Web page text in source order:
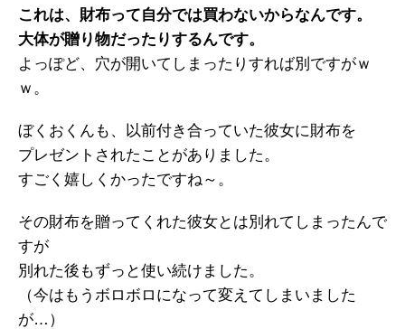
これは、財布って自分では買わないからなんです。
大体が贈り物だったりするんです。
よっぽど、穴が開いてしまったりすれば別ですがｗ
ｗ。
ぼくおくんも、以前付き合っていた彼女に財布を
プレゼントされたことがありました。
すごく嬉しくかったですね～。
その財布を贈ってくれた彼女とは別れてしまったんで
すが
別れた後もずっと使い続けました。
（今はもうボロボロになって変えてしまいました
が…）